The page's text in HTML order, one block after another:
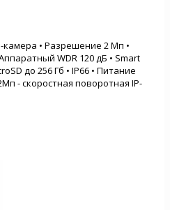
• Разрешение 2 Мп •
WDR 120 дБ • Smart
до 256 Гб • IP66 • Питание
- скоростная поворотная IP-